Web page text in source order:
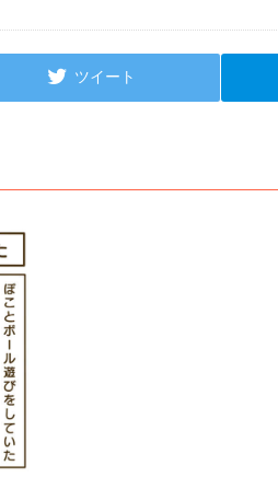
ツイート